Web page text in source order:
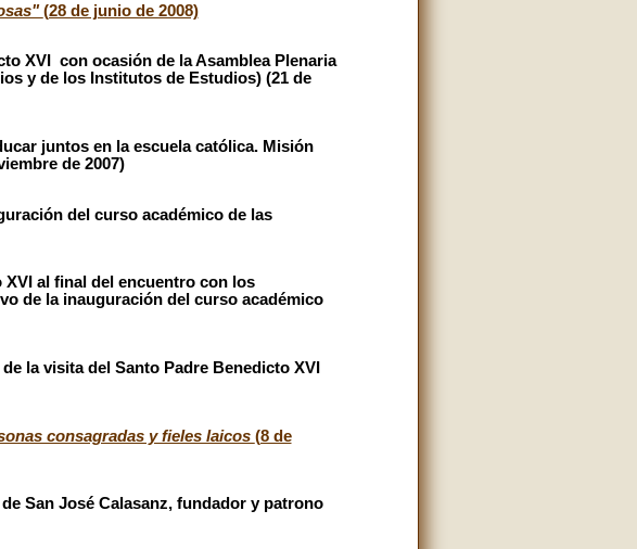
(28 de junio de 2008)
XVI con ocasión de la Asamblea Plenaria
y de los Institutos de Estudios) (21 de
juntos en la escuela católica. Misión
de 2007)
del curso académico de las
al final del encuentro con los
de la inauguración del curso académico
la visita del Santo Padre Benedicto XVI
consagradas y fieles laicos (8 de
San José Calasanz, fundador y patrono